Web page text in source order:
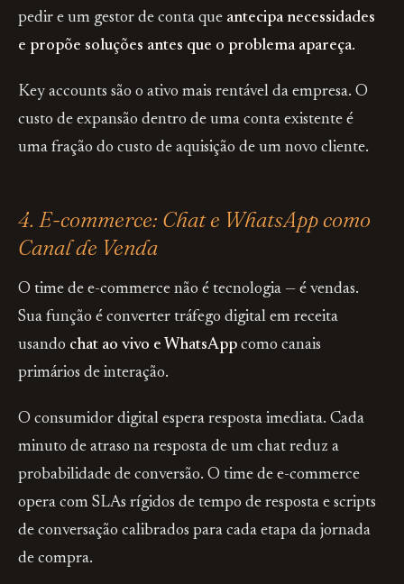
pedir e um gestor de conta que antecipa necessidades
e propõe soluções antes que o problema apareça.
Key accounts são o ativo mais rentável da empresa. O
custo de expansão dentro de uma conta existente é
uma fração do custo de aquisição de um novo cliente.
4. E-commerce: Chat e WhatsApp como
Canal de Venda
O time de e-commerce não é tecnologia — é vendas.
Sua função é converter tráfego digital em receita
usando chat ao vivo e WhatsApp como canais
primários de interação.
O consumidor digital espera resposta imediata. Cada
minuto de atraso na resposta de um chat reduz a
probabilidade de conversão. O time de e-commerce
opera com SLAs rígidos de tempo de resposta e scripts
de conversação calibrados para cada etapa da jornada
de compra.